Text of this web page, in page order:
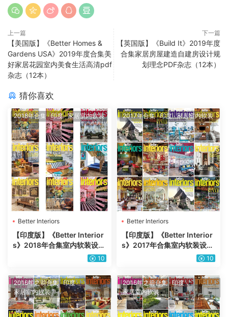
上一篇
【美国版】《Better Homes &
Gardens USA》2019年度合集美
好家居花园室内美食生活高清pdf
杂志（12本）
下一篇
【英国版】《Build It》2019年度
合集家居房屋建造自建房设计规
划理念PDF杂志（12本）
猜你喜欢
2018年合集·印度·家居室内软装
Better Interiors
【印度版】《Better Interior
s》2018年合集室内软装设计
审美灵感pdf杂志（7本）
10
2017年合集·印度·家居室内软装
Better Interiors
【印度版】《Better Interior
s》2017年合集室内软装设计
审美灵感pdf杂志（10本）10
2016年之前合集·印度·
家居室内软装
2016年之前合集·印度·
家居室内软装